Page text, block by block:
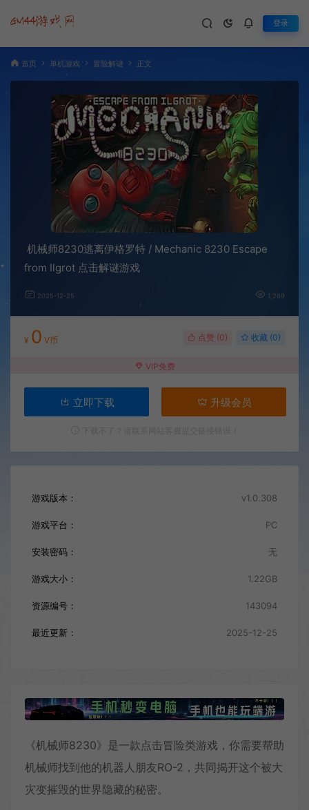
登录
首页 单机游戏 冒险解谜 正文
机械师8230逃离伊格罗特 / Mechanic 8230 Escape
from Ilgrot 点击解谜游戏
2025-12-25 1,269
¥ 0 V币 点赞 (0) 收藏 (0)
VIP免费
立即下载 升级会员
游戏版本： v1.0.308
游戏平台： PC
安装密码： 无
游戏大小： 1.22GB
资源编号： 143094
最近更新： 2025-12-25
《机械师8230》是一款点击冒险类游戏，你需要帮助
机械师找到他的机器人朋友RO-2，共同揭开这个被大
灾变摧毁的世界隐藏的秘密。